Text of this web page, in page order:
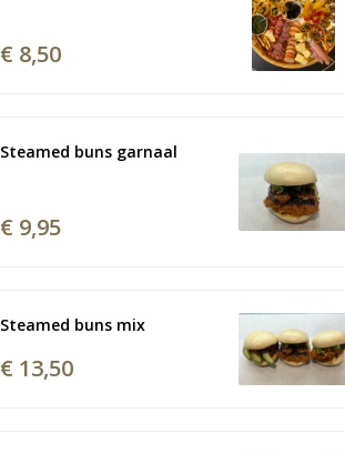
€ 8,50
Steamed buns garnaal
€ 9,95
Steamed buns mix
€ 13,50